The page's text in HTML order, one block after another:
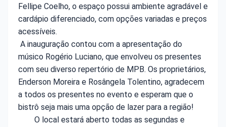
Fellipe Coelho, o espaço possui ambiente agradável e
cardápio diferenciado, com opções variadas e preços
acessíveis.
A inauguração contou com a apresentação do
músico Rogério Luciano, que envolveu os presentes
com seu diverso repertório de MPB. Os proprietários,
Enderson Moreira e Rosângela Tolentino, agradecem
a todos os presentes no evento e esperam que o
bistrô seja mais uma opção de lazer para a região!
O local estará aberto todas as segundas e